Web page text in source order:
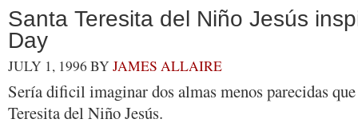
Santa Teresita del Niño Jesús
Day
JULY 1, 1996BYJAMES ALLAIRE
Sería dificil imaginar dos almas menos parecidas
Teresita del Niño Jesús.